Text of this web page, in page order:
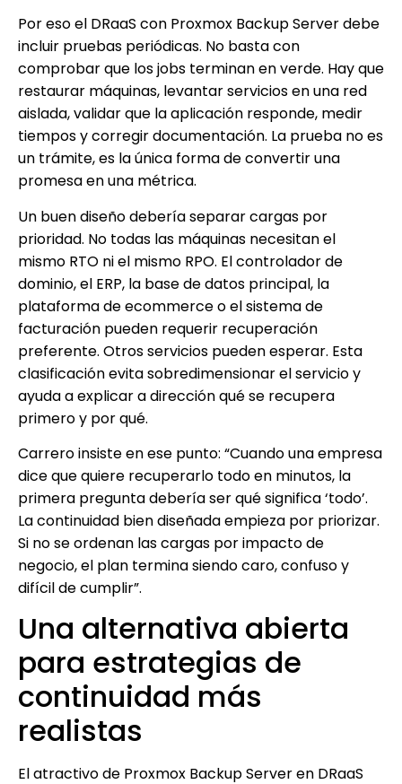
Por eso el DRaaS con Proxmox Backup Server debe
incluir pruebas periódicas. No basta con
comprobar que los jobs terminan en verde. Hay que
restaurar máquinas, levantar servicios en una red
aislada, validar que la aplicación responde, medir
tiempos y corregir documentación. La prueba no es
un trámite, es la única forma de convertir una
promesa en una métrica.
Un buen diseño debería separar cargas por
prioridad. No todas las máquinas necesitan el
mismo RTO ni el mismo RPO. El controlador de
dominio, el ERP, la base de datos principal, la
plataforma de ecommerce o el sistema de
facturación pueden requerir recuperación
preferente. Otros servicios pueden esperar. Esta
clasificación evita sobredimensionar el servicio y
ayuda a explicar a dirección qué se recupera
primero y por qué.
Carrero insiste en ese punto: “Cuando una empresa
dice que quiere recuperarlo todo en minutos, la
primera pregunta debería ser qué significa ‘todo’.
La continuidad bien diseñada empieza por priorizar.
Si no se ordenan las cargas por impacto de
negocio, el plan termina siendo caro, confuso y
difícil de cumplir”.
Una alternativa abierta
para estrategias de
continuidad más
realistas
El atractivo de Proxmox Backup Server en DRaaS